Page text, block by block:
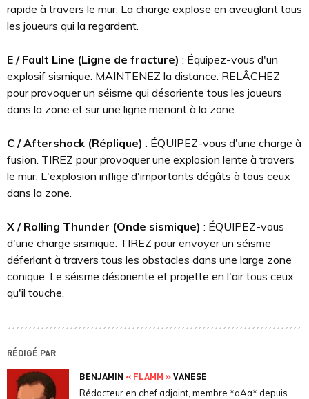
rapide à travers le mur. La charge explose en aveuglant tous
les joueurs qui la regardent.
E / Fault Line (Ligne de fracture) : Équipez-vous d'un
explosif sismique. MAINTENEZ la distance. RELÂCHEZ
pour provoquer un séisme qui désoriente tous les joueurs
dans la zone et sur une ligne menant à la zone.
C / Aftershock (Réplique) : ÉQUIPEZ-vous d'une charge à
fusion. TIREZ pour provoquer une explosion lente à travers
le mur. L'explosion inflige d'importants dégâts à tous ceux
dans la zone.
X / Rolling Thunder (Onde sismique) : ÉQUIPEZ-vous
d'une charge sismique. TIREZ pour envoyer un séisme
déferlant à travers tous les obstacles dans une large zone
conique. Le séisme désoriente et projette en l'air tous ceux
qu'il touche.
RÉDIGÉ PAR
BENJAMIN « FLAMM »VANESE
Rédacteur en chef adjoint, membre *aAa* depuis